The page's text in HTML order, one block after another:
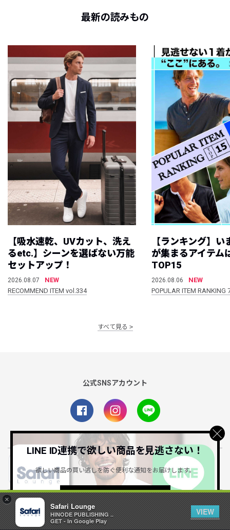
×
Safari Lounge
HINODE PUBLISHING ..
GET - In Google Play
VIEW
最新の読みもの
【吸水速乾、UVカット、洗え
るetc.】シーンを選ばない万能
セットアップ！
2026.08.07
NEW
RECOMMEND ITEM vol.334
【ランキング】
が集まるアイテム
TOP15
2026.08.06
NEW
POPULAR ITEM
すべて見る
公式SNSアカウント
Safari Lounge アプリ
限定の機能もあるアプリでサクサクお買い物
Safari Online
Safari公式ウェブマガジン
LINE ID連携で欲しい商品を見逃さない！
欲しい商品の買い逃しを防ぐ便利な通知をお届けします。
詳しくはこちら ＞